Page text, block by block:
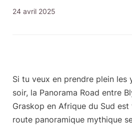
24 avril 2025
Si tu veux en prendre plein les
soir, la Panorama Road entre
Graskop en Afrique du Sud
route panoramique mythique